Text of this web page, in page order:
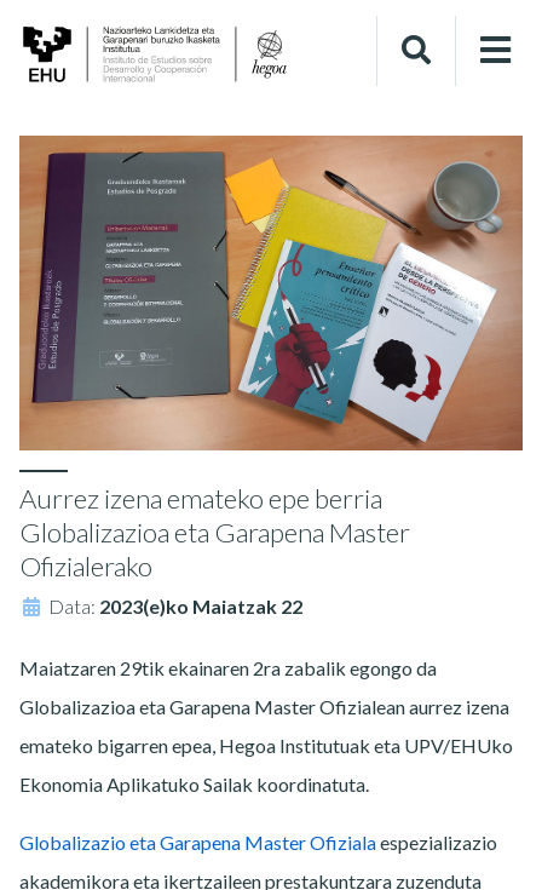
Aurrez izena emateko epe berria
Globalizazioa eta Garapena Master
Ofizialerako
Data: 2023(e)ko Maiatzak 22
Maiatzaren 29tik ekainaren 2ra zabalik egongo da
Globalizazioa eta Garapena Master Ofizialean aurrez izena
emateko bigarren epea, Hegoa Institutuak eta UPV/EHUko
Ekonomia Aplikatuko Sailak koordinatuta.
Globalizazio eta Garapena Master Ofizialaespezializazio
akademikora eta ikertzaileen prestakuntzara zuzenduta